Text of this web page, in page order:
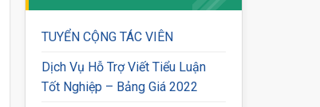
TUYỂN CỘNG TÁC VIÊN
Dịch Vụ Hỗ Trợ Viết Tiểu Luận
Tốt Nghiệp – Bảng Giá 2022